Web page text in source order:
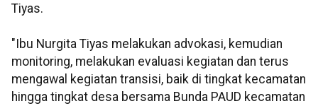
Tiyas.
"Ibu Nurgita Tiyas melakukan advokasi, kemudian
monitoring, melakukan evaluasi kegiatan dan terus
mengawal kegiatan transisi, baik di tingkat kecamatan
hingga tingkat desa bersama Bunda PAUD kecamatan